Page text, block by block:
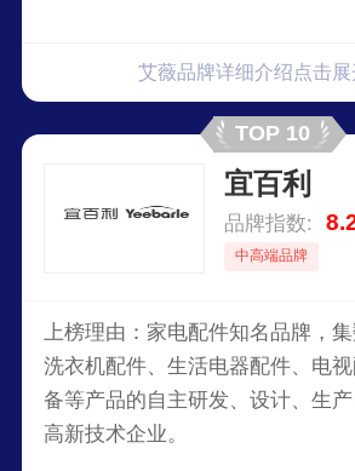
艾薇品牌详细介绍点击展
TOP 10
宜百利
品牌指数:
中高端品牌
上榜理由：家电配件知名品牌，集
洗衣机配件、生活电器配件、电
备等产品的自主研发、设计、生
高新技术企业。